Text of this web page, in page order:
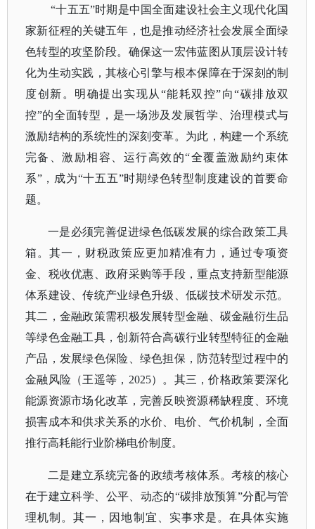
“十五五”时期是中国全面建设社会主义现代化国
家新征程的关键五年，也是推动经济社会发展全面绿
色转型的攻坚阶段。确保这一宏伟蓝图从顶层设计转
化为生动实践，其核心引擎与根本保障在于深刻的制
度创新。明确提出实现从“能耗双控”向“碳排放双
控”的全面转型，是一场涉及发展哲学、治理模式与
激励结构的系统性的深刻变革。为此，构建一个系统
完备、激励相容、运行高效的“全覆盖激励约束体
系”，成为“十五五”时期绿色转型制度建设的首要命
题。
一是必须完善促进绿色低碳发展的综合政策工具
箱。其一，财税政策应更加精准有力，通过专项资
金、税收优惠、政府采购等手段，重点支持新型能源
体系建设、传统产业绿色升级、低碳技术研发示范。
其二，金融政策需积极发展转型金融、碳金融衍生品
等绿色金融工具，创新符合高碳行业转型特征的金融
产品，发展绿色保险、绿色担保，防范转型过程中的
金融风险（王遥等， 2025）。其三，价格政策要深化
能源资源市场化改革，完善反映资源稀缺程度、环境
损害成本和供求关系的水价、电价、气价机制，全面
推行高耗能行业阶梯电价制度。
二是建立系统完备的政绩考核体系。考核的核心
在于建立科学、公平、动态的“碳排放预算”分配与管
理机制。其一，因地制宜、实事求是。在具体实施